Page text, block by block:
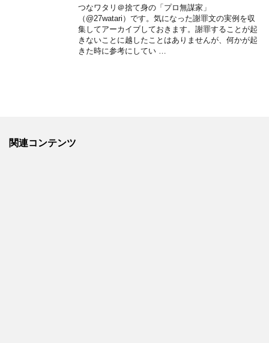
つなワタリ＠捨て身の「プロ無謀家」
（@27watari）です。気になった謝罪文の実例を収
集してアーカイブしておきます。謝罪することが起
きないことに越したことはありませんが、何かが起
きた時に参考にしてい …
関連コンテンツ